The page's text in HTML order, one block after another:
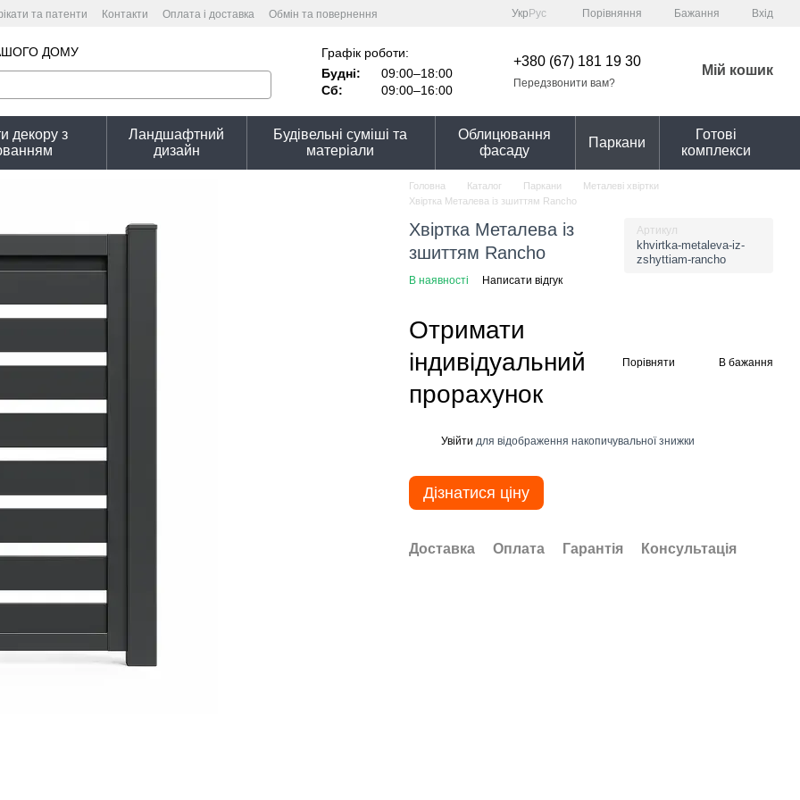
та патенти Контакти Оплата і доставка
Обмін та повернення
Укр Рус Порівняння Бажання Вхід
ДОМУ
Графік роботи:
Будні:
09:00–18:00
Сб:
09:00–16:00
+380 (67) 181 19 30
Передзвонити вам?
Мій кошик
декору з
Ландшафтний
дизайн
Будівельні суміші та
матеріали
Облицювання
фасаду
Паркани
Готові
комплекси
Головна Каталог Паркани
Металеві хвіртки
Хвіртка Металева із зшиттям Rancho
Хвіртка Металева із
зшиттям Rancho
Артикул
khvirtka-metaleva-iz-
zshyttiam-rancho
В наявності Написати відгук
Отримати
індивідуальний
прорахунок
Порівняти В бажання
Увійти для відображення накопичувальної знижки
Дізнатися ціну
Доставка Оплата Гарантія Консультація